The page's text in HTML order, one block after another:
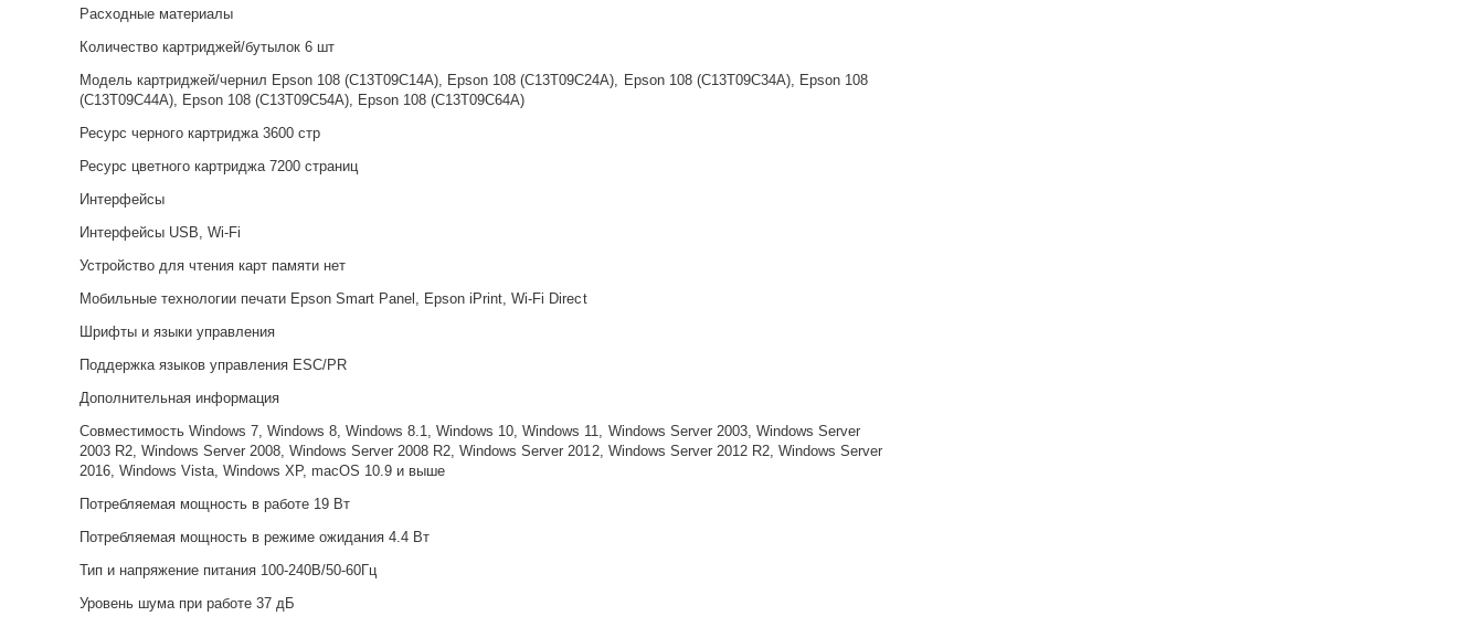
Расходные материалы
Количество картриджей/бутылок 6 шт
Модель картриджей/чернил Epson 108 (C13T09C14A), Epson 108 (C13T09C24A), Epson 108 (C13T09C34A), Epson 108
(C13T09C44A), Epson 108 (C13T09C54A), Epson 108 (C13T09C64A)
Ресурс черного картриджа 3600 стр
Ресурс цветного картриджа 7200 страниц
Интерфейсы
Интерфейсы USB, Wi-Fi
Устройство для чтения карт памяти нет
Мобильные технологии печати Epson Smart Panel, Epson iPrint, Wi-Fi Direct
Шрифты и языки управления
Поддержка языков управления ESC/PR
Дополнительная информация
Совместимость Windows 7, Windows 8, Windows 8.1, Windows 10, Windows 11, Windows Server 2003, Windows Server
2003 R2, Windows Server 2008, Windows Server 2008 R2, Windows Server 2012, Windows Server 2012 R2, Windows Server
2016, Windows Vista, Windows XP, macOS 10.9 и выше
Потребляемая мощность в работе 19 Вт
Потребляемая мощность в режиме ожидания 4.4 Вт
Тип и напряжение питания 100-240В/50-60Гц
Уровень шума при работе 37 дБ